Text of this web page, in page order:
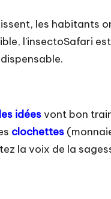
les habitants
l’insectoSafari
idéesvont bon
clochettes
la voix de la